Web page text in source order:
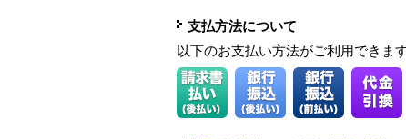
支払方法について
以下のお支払い方法がご利用できます